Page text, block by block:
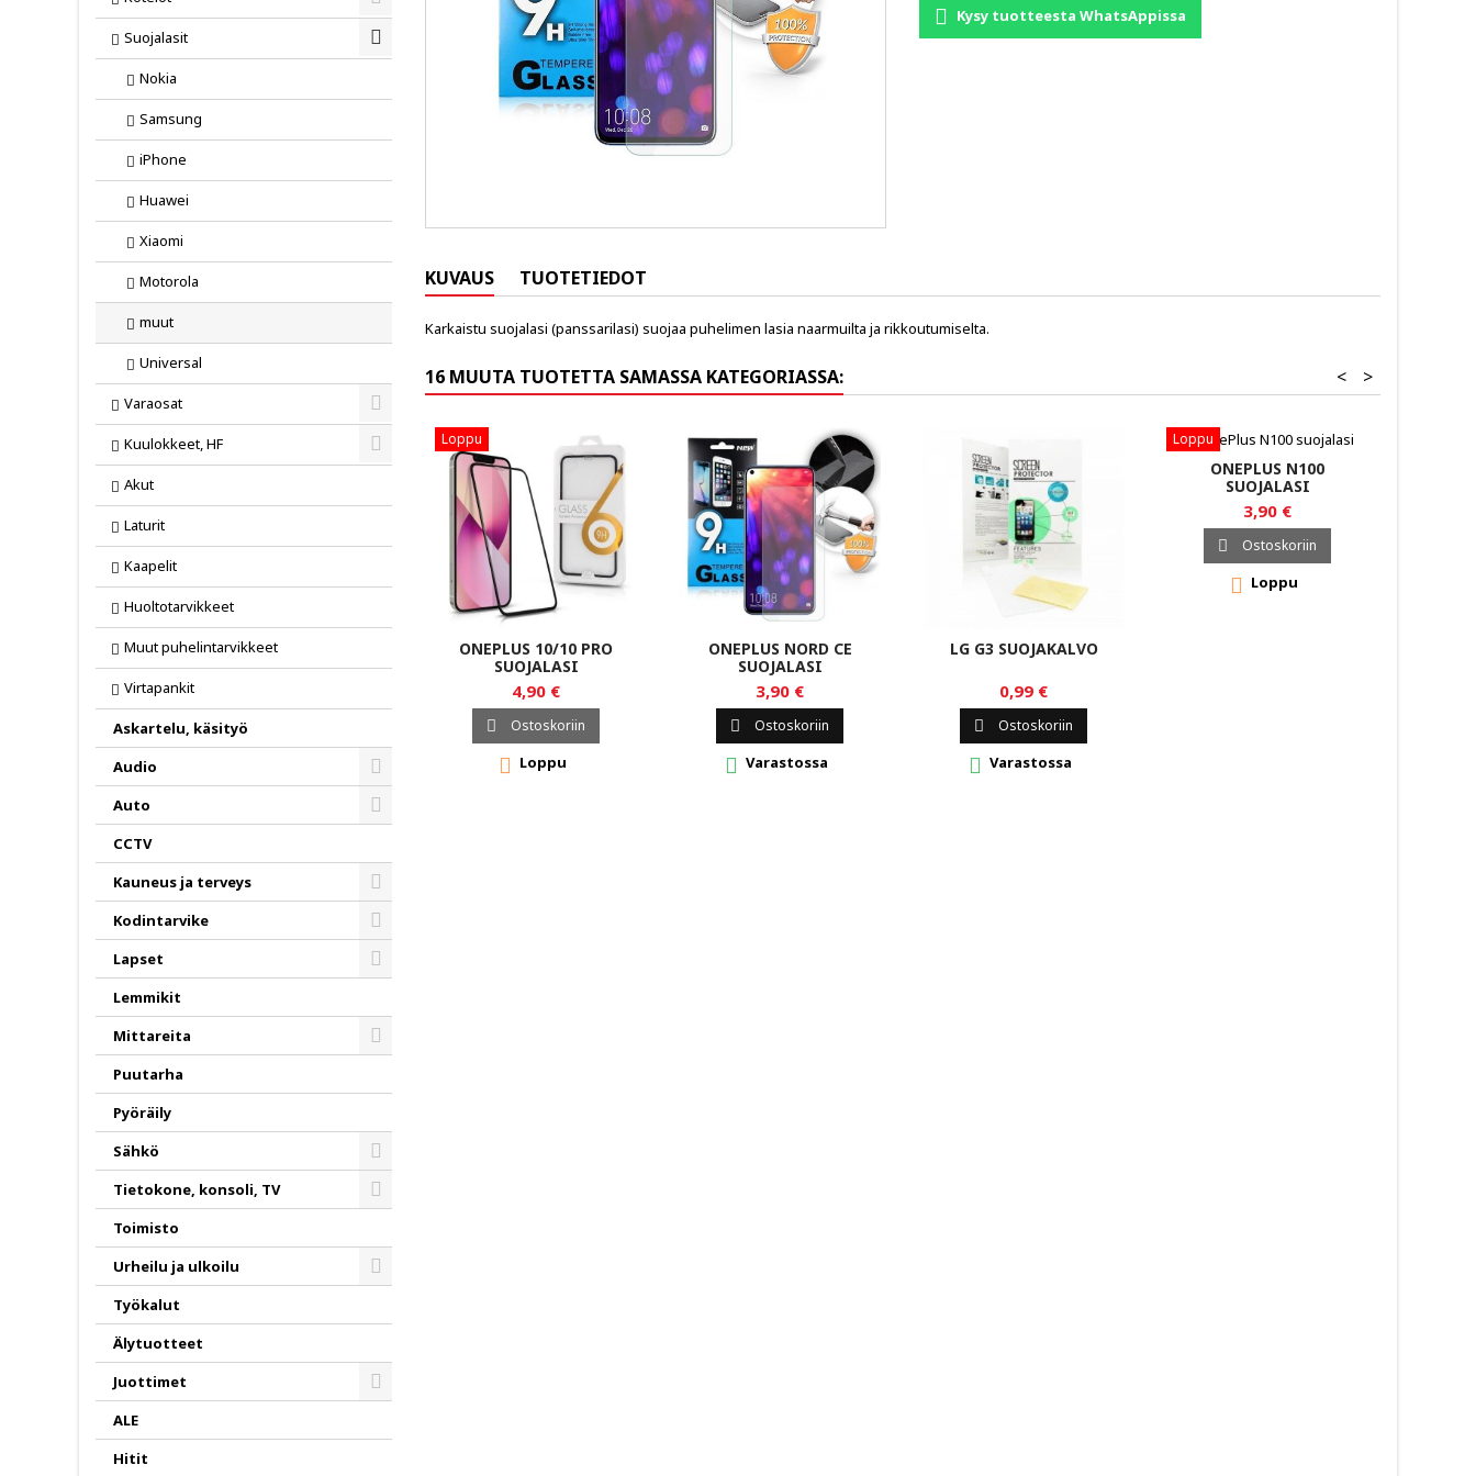
Toggle
Suojalasit
Toggle
Nokia
Samsung
iPhone
Huawei
Xiaomi
Motorola
muut
Universal
Varaosat
Toggle
Kuulokkeet, HF
Toggle
Akut
Laturit
Kaapelit
Huoltotarvikkeet
Muut puhelintarvikkeet
Virtapankit
Askartelu, käsityö
Audio
Toggle
Auto
CCTV
Kauneus ja terveys
Toggle
Kodintarvike
Toggle
Lapset
Lemmikit
Mittareita
Puutarha
Pyöräily
Sähkö
Toggle
Tietokone, konsoli, TV
Toimisto
Urheilu ja ulkoilu
Työkalut
Älytuotteet
Juottimet
ALE
Hitit
Kysy tuotteesta WhatsAppissa
KUVAUS TUOTETIEDOT
Karkaistu suojalasi (panssarilasi) suojaa puhelimen lasia naarmuilta ja rikkoutumiselta.
16 MUUTA TUOTETTA SAMASSA KATEGORIASSA: >
<
Loppu
ONEPLUS 10/10 PRO
SUOJALASI
4,90 €
 Ostoskoriin
 Loppu
ONEPLUS NORD CE
SUOJALASI
3,90 €
 Ostoskoriin
 Varastossa
LG G3 SUOJAKALVO
0,99 €
 Ostoskoriin
 Varastossa
Loppu
ONEPLUS N100
SUOJALASI
3,90 €
 Ostoskoriin
 Loppu